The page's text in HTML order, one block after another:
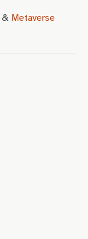
& Metaverse